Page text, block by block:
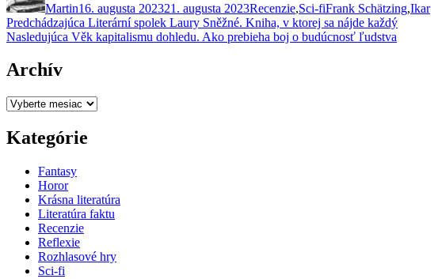
Martin16. augusta 202321. augusta 2023Recenzie,Sci-fiFrank Schätzing,Ikar
Navigácia
v
článku
Predchádzajúca Predchádzajúci
článok:
Literární spolek Laury Sněžné. Kniha, v ktorej sa nájde každý
Nasledujúca Ďalší
Věk kapitalismu dohledu. Ako prebieha boj o budúcnosť ľudstva
Archív
Archív
Kategórie
Fantasy
Horor
Krásna literatúra
Literatúra faktu
Recenzie
Reflexie
Rozhlasové hry
Sci-fi